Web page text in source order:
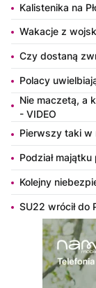
Kalistenika na
Wakacje z
Czy dostaną
Polacy
Nie maczetą, a
- VIDEO
Pierwszy taki w
Podział
Kolejny
SU22 wrócił do